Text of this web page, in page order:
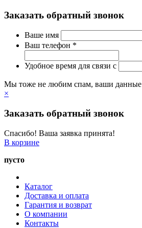
Заказать обратный звонок
Ваше имя
Ваш телефон *
Удобное время для связи c
Мы тоже не любим спам, ваши данные
×
Заказать обратный звонок
Спасибо! Ваша заявка принята!
В корзине
пусто
Каталог
Доставка и оплата
Гарантия и возврат
О компании
Контакты